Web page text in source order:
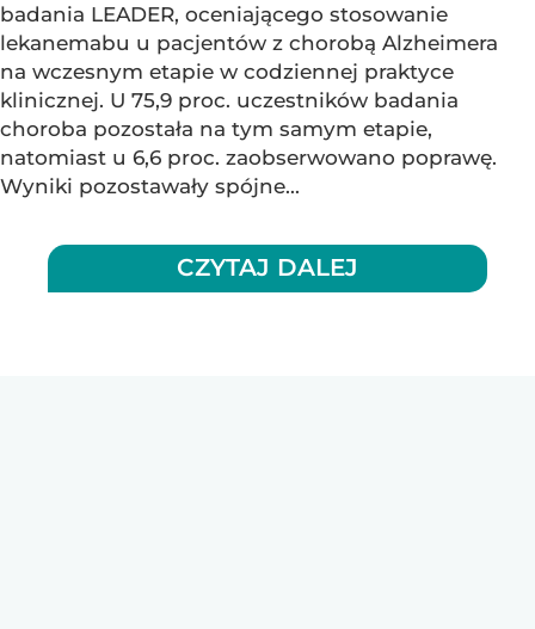
badania LEADER, oceniającego stosowanie
lekanemabu u pacjentów z chorobą Alzheimera
na wczesnym etapie w codziennej praktyce
klinicznej. U 75,9 proc. uczestników badania
choroba pozostała na tym samym etapie,
natomiast u 6,6 proc. zaobserwowano poprawę.
Wyniki pozostawały spójne...
CZYTAJ DALEJ